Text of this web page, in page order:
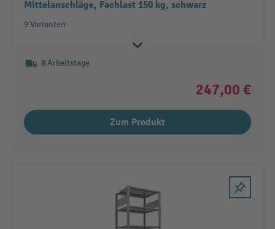
Mittelanschläge, Fachlast 150 kg, schwarz
9 Varianten
8 Arbeitstage
247,00 €
Zum Produkt